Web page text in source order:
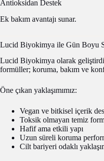
Antioksidan Destek
Ek bakım avantajı sunar.
Lucid Biyokimya ile Gün Boyu
Lucid Biyokimya olarak
formüller; koruma, bakım ve
Öne çıkan yaklaşımımız:
Vegan ve bitkisel içerik
Toksik olmayan temiz
Hafif ama etkili yapı
Uzun süreli koruma
Cilt bariyeri odaklı